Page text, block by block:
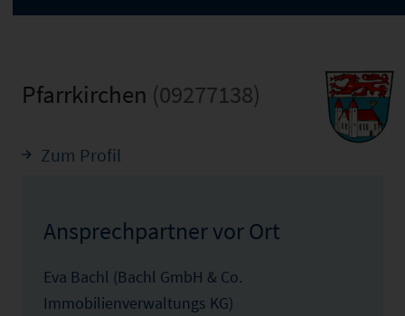
Pfarrkirchen (09277138)
Zum Profil
Ansprechpartner vor Ort
Eva Bachl (Bachl GmbH & Co.
Immobilienverwaltungs KG)